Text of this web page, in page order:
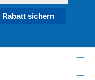
sichern